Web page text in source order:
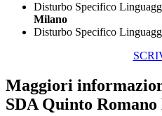
Disturbo Specifico
Milano
Disturbo Specifico
Maggiori
SDA Quinto